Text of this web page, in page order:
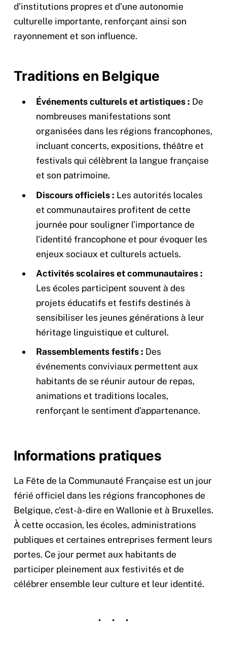
d’institutions propres et d’une autonomie
culturelle importante, renforçant ainsi son
rayonnement et son influence.
Traditions en Belgique
Événements culturels et artistiques : De
nombreuses manifestations sont
organisées dans les régions francophones,
incluant concerts, expositions, théâtre et
festivals qui célèbrent la langue française
et son patrimoine.
Discours officiels : Les autorités locales
et communautaires profitent de cette
journée pour souligner l’importance de
l’identité francophone et pour évoquer les
enjeux sociaux et culturels actuels.
Activités scolaires et communautaires :
Les écoles participent souvent à des
projets éducatifs et festifs destinés à
sensibiliser les jeunes générations à leur
héritage linguistique et culturel.
Rassemblements festifs : Des
événements conviviaux permettent aux
habitants de se réunir autour de repas,
animations et traditions locales,
renforçant le sentiment d’appartenance.
Informations pratiques
La Fête de la Communauté Française est un jour
férié officiel dans les régions francophones de
Belgique, c’est-à-dire en Wallonie et à Bruxelles.
À cette occasion, les écoles, administrations
publiques et certaines entreprises ferment leurs
portes. Ce jour permet aux habitants de
participer pleinement aux festivités et de
célébrer ensemble leur culture et leur identité.